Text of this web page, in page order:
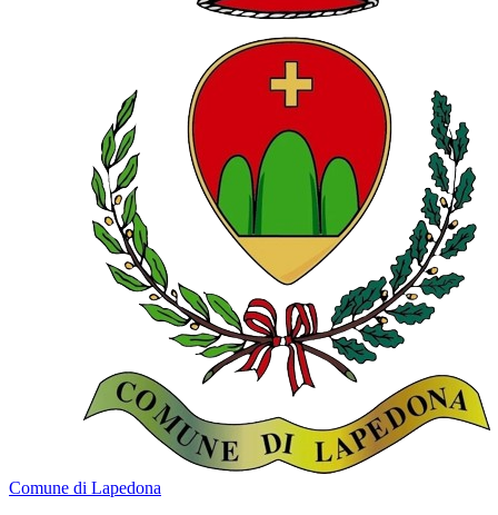
Comune di Lapedona